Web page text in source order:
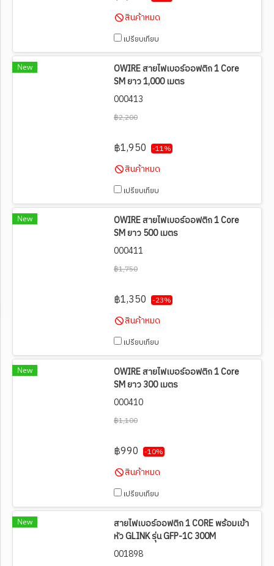
สินค้าหมด
เปรียบเทียบ
New
OWIRE สายไฟเบอร์ออฟติก 1 Core
SM ยาว 1,000 เมตร
000413
฿2,200
฿1,950 -11%
สินค้าหมด
เปรียบเทียบ
New
OWIRE สายไฟเบอร์ออฟติก 1 Core
SM ยาว 500 เมตร
000411
฿1,750
฿1,350 -23%
สินค้าหมด
เปรียบเทียบ
New
OWIRE สายไฟเบอร์ออฟติก 1 Core
SM ยาว 300 เมตร
000410
฿1,100
฿990 -10%
สินค้าหมด
เปรียบเทียบ
New
สายไฟเบอร์ออฟติก 1 CORE พร้อมเข้า
หัว GLINK รุ่น GFP-1C 300M
001898